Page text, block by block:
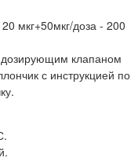
мкг+50мкг/доза - 200
клапаном
с инструкцией по